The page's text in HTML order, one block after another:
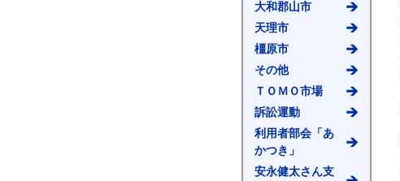
大和郡山市
天理市
橿原市
その他
ＴＯＭＯ市場
訴訟運動
利用者部会「あ
かつき」
安永健太さん支